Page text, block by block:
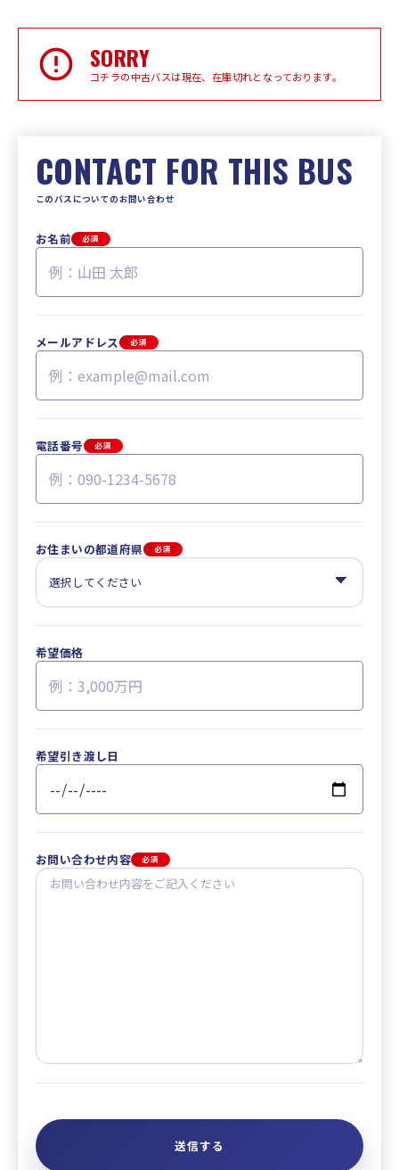
SORRY
コチラの中古バスは現在、在庫切れとなっております。
CONTACT FOR THIS BUS
このバスについてのお問い合わせ
お名前 必須
メールアドレス 必須
電話番号 必須
お住まいの都道府県 必須
希望価格
希望引き渡し日
お問い合わせ内容 必須